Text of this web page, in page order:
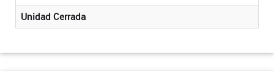
Unidad Cerrada